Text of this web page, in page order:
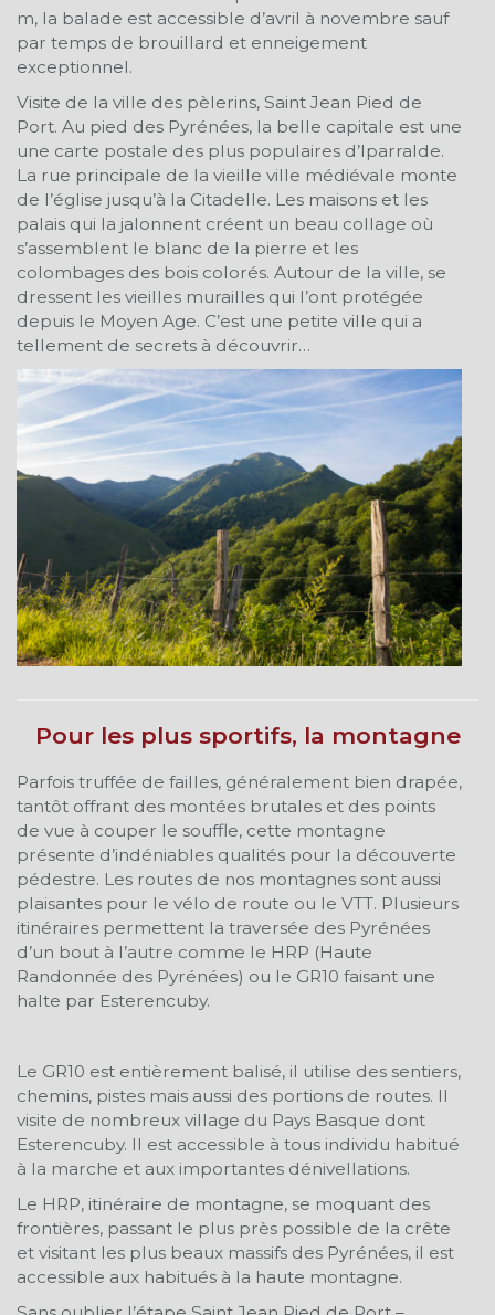
m, la balade est accessible d’avril à novembre sauf
par temps de brouillard et enneigement
exceptionnel.
Visite de la ville des pèlerins, Saint Jean Pied de
Port. Au pied des Pyrénées, la belle capitale est une
une carte postale des plus populaires d’Iparralde.
La rue principale de la vieille ville médiévale monte
de l’église jusqu’à la Citadelle. Les maisons et les
palais qui la jalonnent créent un beau collage où
s’assemblent le blanc de la pierre et les
colombages des bois colorés. Autour de la ville, se
dressent les vieilles murailles qui l’ont protégée
depuis le Moyen Age. C’est une petite ville qui a
tellement de secrets à découvrir…
Pour les plus sportifs, la montagne
Parfois truffée de failles, généralement bien drapée,
tantôt offrant des montées brutales et des points
de vue à couper le souffle, cette montagne
présente d’indéniables qualités pour la découverte
pédestre. Les routes de nos montagnes sont aussi
plaisantes pour le vélo de route ou le VTT. Plusieurs
itinéraires permettent la traversée des Pyrénées
d’un bout à l’autre comme le HRP (Haute
Randonnée des Pyrénées) ou le GR10 faisant une
halte par Esterencuby.
Le GR10 est entièrement balisé, il utilise des sentiers,
chemins, pistes mais aussi des portions de routes. Il
visite de nombreux village du Pays Basque dont
Esterencuby. Il est accessible à tous individu habitué
à la marche et aux importantes dénivellations.
Le HRP, itinéraire de montagne, se moquant des
frontières, passant le plus près possible de la crête
et visitant les plus beaux massifs des Pyrénées, il est
accessible aux habitués à la haute montagne.